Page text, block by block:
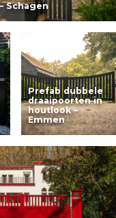
Schagen
Prefab dubbele
draaipoorten in
houtlook –
Emmen
Lees meer